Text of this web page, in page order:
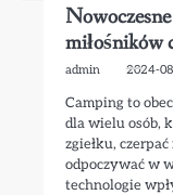
miłośników
admin 2024-
Camping to
dla wielu osób,
zgiełku,
odpoczywać w
technologie